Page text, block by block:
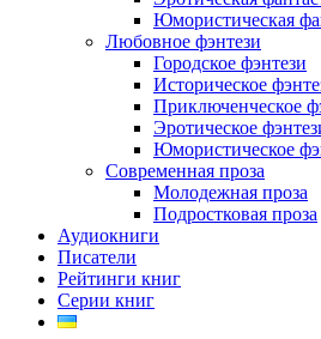
Юмористическая
Любовное фэнтези
Городское фэнтези
Историческое
Приключенческое
Эротическое
Юмористическое
Современная проза
Молодежная проза
Подростковая проза
Аудиокниги
Писатели
Рейтинги книг
Серии книг